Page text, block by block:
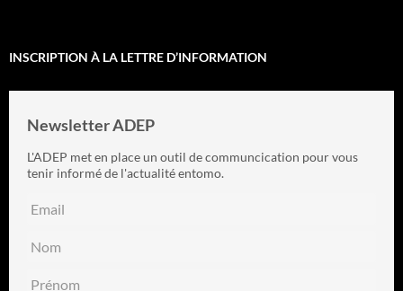
INSCRIPTION À LA LETTRE D’INFORMATION
Newsletter ADEP
L'ADEP met en place un outil de communcication pour vous
tenir informé de l'actualité entomo.